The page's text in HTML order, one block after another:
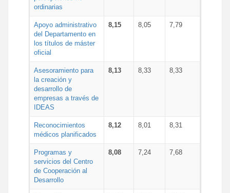
ordinarias
Apoyo administrativo
del Departamento en
los títulos de máster
oficial
8,15 8,05 7,79
Asesoramiento para
la creación y
desarrollo de
empresas a través de
IDEAS
8,13 8,33 8,33
Reconocimientos
médicos planificados
8,12 8,01 8,31
Programas y
servicios del Centro
de Cooperación al
Desarrollo
8,08 7,24 7,68